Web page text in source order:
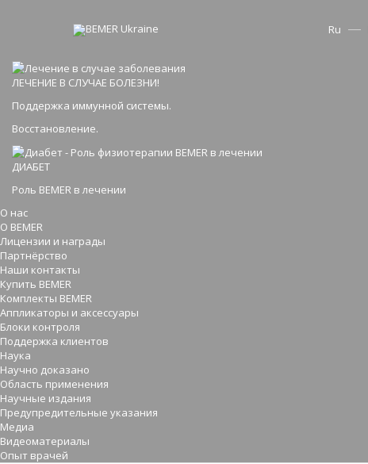
Ru
ЛЕЧЕНИЕ В СЛУЧАЕ БОЛЕЗНИ!
Поддержка иммунной системы.
Восстановление.
ДИАБЕТ
Роль BEMER в лечении
О нас
О BEMER
Лицензии и награды
Партнёрство
Наши контакты
Купить BEMER
Комплекты BEMER
Аппликаторы и аксессуары
Блоки контроля
Поддержка клиентов
Наука
Научно доказано
Область применения
Научные издания
Предупредительные указания
Медиа
Видеоматериалы
Опыт врачей